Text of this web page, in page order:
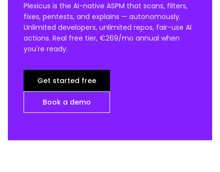
Plexicus is the AI-native ASPM that scans, filters,
fixes, pentests, and explains — autonomously.
Unlimited developers, unlimited repos, fair-use AI
actions. Real free tier, €269/mo annual when
you're ready.
Get started free
Book a demo